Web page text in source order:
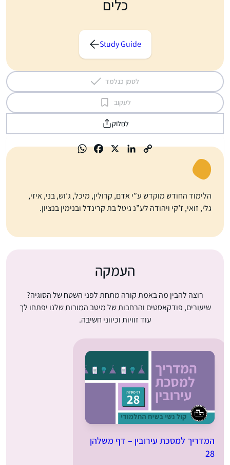
כלים
Study Guide
לסמן כנלמד
לעקוב
לַחֲלוֹק
הלימוד החודש מוקדש ע”י אדם, קרולין, מיכל, ג’וש, בני, איזי,
גלי, זואי, ז’קי ויהודה לע”נ גיטל בת קרינדל ובנימין בנציון.
העמקה
רוצה להבין מה באמת קורה מתחת לפני השטח של הסוגיה?
שיעורים, פודקאסטים והרחבות של מיטב המורות שלנו יפתחו לך
עוד זוויות וכיווני חשיבה.
המדריך למסכת עירובין – דף משלהן
28